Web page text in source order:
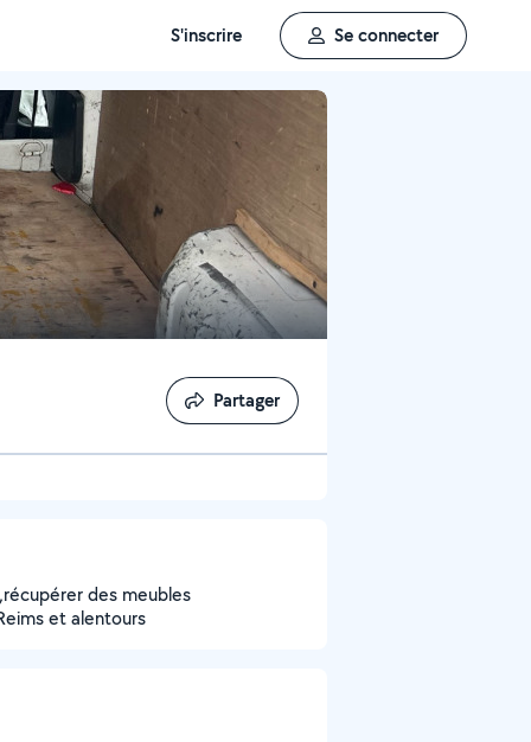
S'inscrire Se connecter
Partager
Partager
des meubles
et alentours